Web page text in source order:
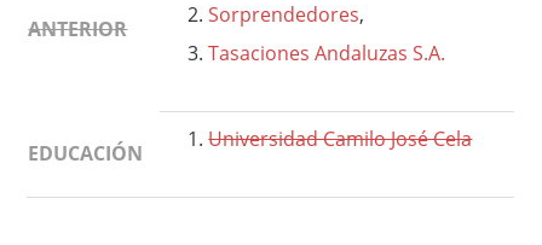
ANTERIOR
Sorprendedores,
Tasaciones Andaluzas S.A.
EDUCACIÓN
Universidad Camilo José Cela